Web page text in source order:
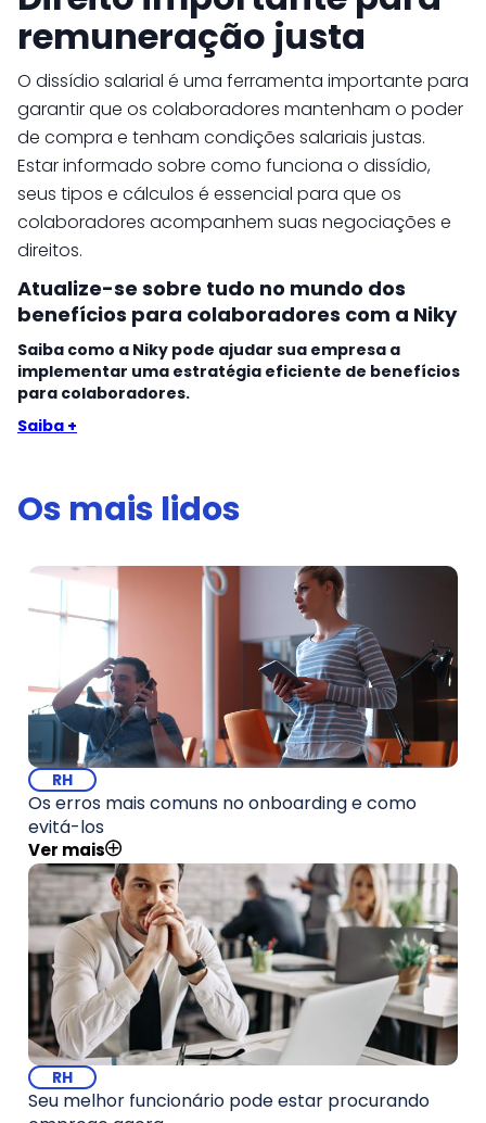
remuneração justa
O dissídio salarial é uma ferramenta importante para
garantir que os colaboradores mantenham o poder
de compra e tenham condições salariais justas.
Estar informado sobre como funciona o dissídio,
seus tipos e cálculos é essencial para que os
colaboradores acompanhem suas negociações e
direitos.
Atualize-se sobre tudo no mundo dos
benefícios para colaboradores com a Niky
Saiba como a Niky pode ajudar sua empresa a
implementar uma estratégia eficiente de benefícios
para colaboradores.
Saiba +
Os mais lidos
RH
Os erros mais comuns no onboarding e como
evitá-los
Ver mais
RH
Seu melhor funcionário pode estar procurando